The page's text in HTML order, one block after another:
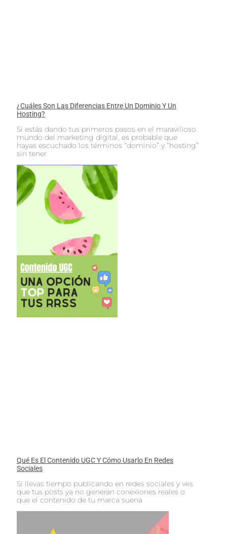
¿Cuáles Son Las Diferencias Entre Un Dominio Y Un
Hosting?
Si estás dando tus primeros pasos en el maravilloso
mundo del marketing digital, es probable que
hayas escuchado los términos “dominio” y “hosting”
sin tener
Qué Es El Contenido UGC Y Cómo Usarlo En Redes
Sociales
Si llevas tiempo publicando en redes sociales y ves
que tus posts ya no generan conexiones reales o
que el contenido de tu marca suena